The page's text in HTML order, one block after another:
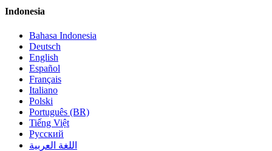
Indonesia
Bahasa Indonesia
Deutsch
English
Español
Français
Italiano
Polski
Português (BR)
Tiếng Việt
Русский
اللغة العربية